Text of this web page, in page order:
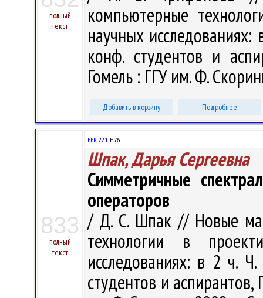
полный
текст
компьютерные
научных
конф. студентов и
Гомель : ГГУ им. Ф.
Добавить в корзину Подробнее
833
полный
текст
ББК 22.1 H76
Шпак, Дарья Сергеевна
Симметричные
операторов
/ Д. С. Шпак // Новые
технологии в
исследованиях: в 2 ч.
студентов и